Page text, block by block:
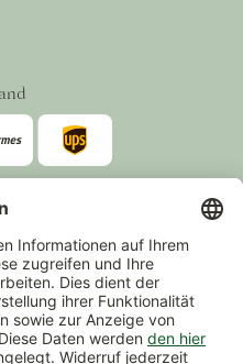
zzgl.Versand
sind Gutscheine und